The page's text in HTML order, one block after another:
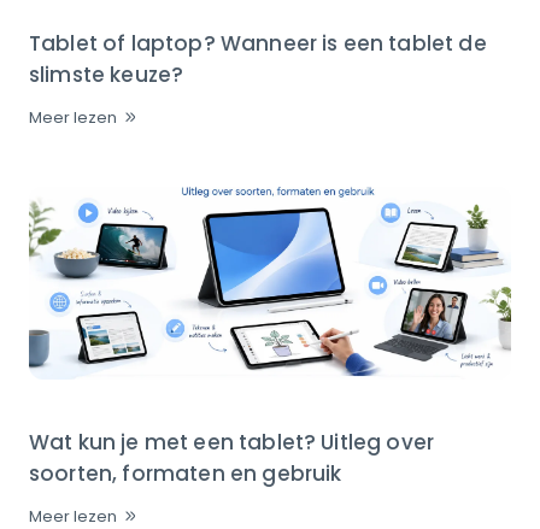
Tablet of laptop? Wanneer is een tablet de
slimste keuze?
Meer lezen
Wat kun je met een tablet? Uitleg over
soorten, formaten en gebruik
Meer lezen